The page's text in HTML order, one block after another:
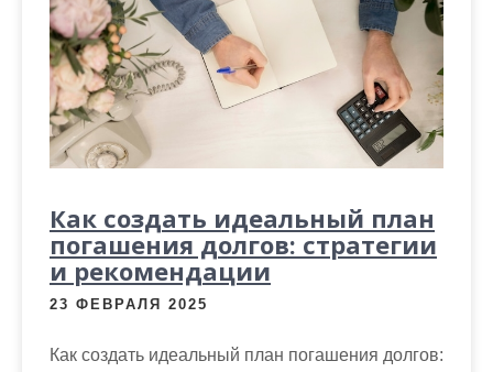
Как создать идеальный план
погашения долгов: стратегии
и рекомендации
23 ФЕВРАЛЯ 2025
Как создать идеальный план погашения долгов: